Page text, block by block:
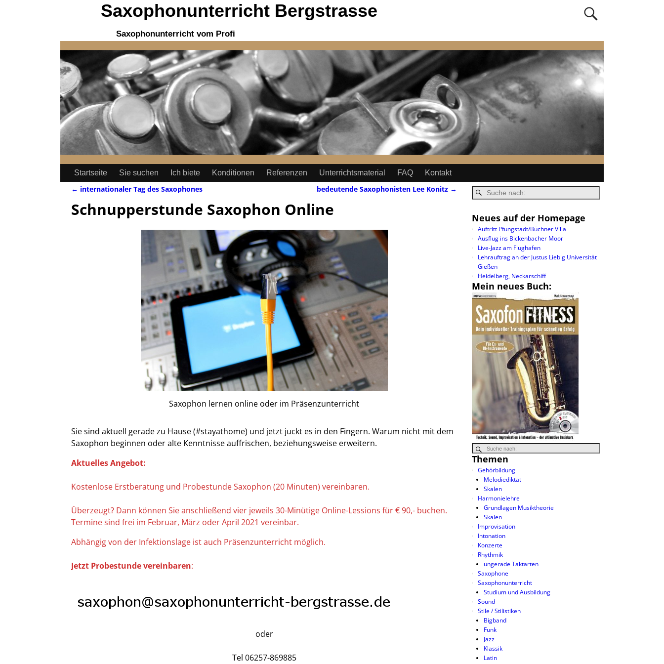
Saxophonunterricht Bergstrasse
Saxophonunterricht vom Profi
Startseite Sie suchen Ich biete Konditionen Referenzen Unterrichtsmaterial FAQ Kontakt
← internationaler Tag des Saxophones bedeutende Saxophonisten Lee Konitz →
Schnupperstunde Saxophon Online
Saxophon lernen online oder im Präsenzunterricht
Sie sind aktuell gerade zu Hause (#stayathome) und jetzt juckt es in den Fingern. Warum nicht mit dem
Saxophon beginnen oder alte Kenntnisse auffrischen, beziehungsweise erweitern.
Aktuelles Angebot:
Kostenlose Erstberatung und Probestunde Saxophon (20 Minuten) vereinbaren.
Überzeugt? Dann können Sie anschließend vier jeweils 30-Minütige Online-Lessions für € 90,- buchen.
Termine sind frei im Februar, März oder April 2021 vereinbar.
Abhängig von der Infektionslage ist auch Präsenzunterricht möglich.
Jetzt Probestunde vereinbaren:
oder
Tel 06257-869885
Neues auf der Homepage
Auftritt Pfungstadt/Büchner Villa
Ausflug ins Bickenbacher Moor
Live-Jazz am Flughafen
Lehrauftrag an der Justus Liebig Universität
Gießen
Heidelberg, Neckarschiff
Mein neues Buch:
Themen
Gehörbildung
Melodiediktat
Skalen
Harmonielehre
Grundlagen Musiktheorie
Skalen
Improvisation
Intonation
Konzerte
Rhythmik
ungerade Taktarten
Saxophone
Saxophonunterricht
Studium und Ausbildung
Sound
Stile / Stilistiken
Bigband
Funk
Jazz
Klassik
Latin